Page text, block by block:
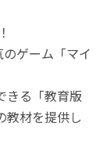
ゲーム「マイ
きる「教育版
教材を提供し